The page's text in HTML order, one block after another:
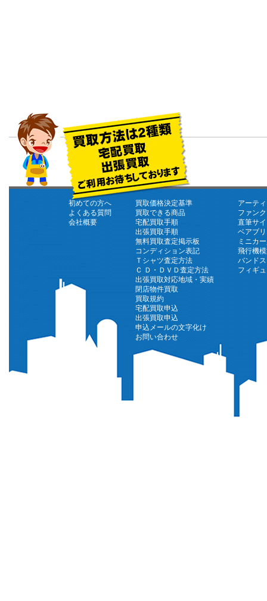
初めての方へ
よくある質問
会社概要
買取価格決定基準
買取できる商品
宅配買取手順
出張買取手順
無料買取査定掲示板
コンディション表記
Ｔシャツ査定方法
Ｃ Ｄ・ＤＶＤ査定方法
出張買取対応地域・実績
閉店物件買取
買取規約
宅配買取申込
出張買取申込
申込メールの文字化け
お問い合わせ
アーテ
ファン
直筆サ
ベアブ
ミニカ
飛行機
バンド
フィギ